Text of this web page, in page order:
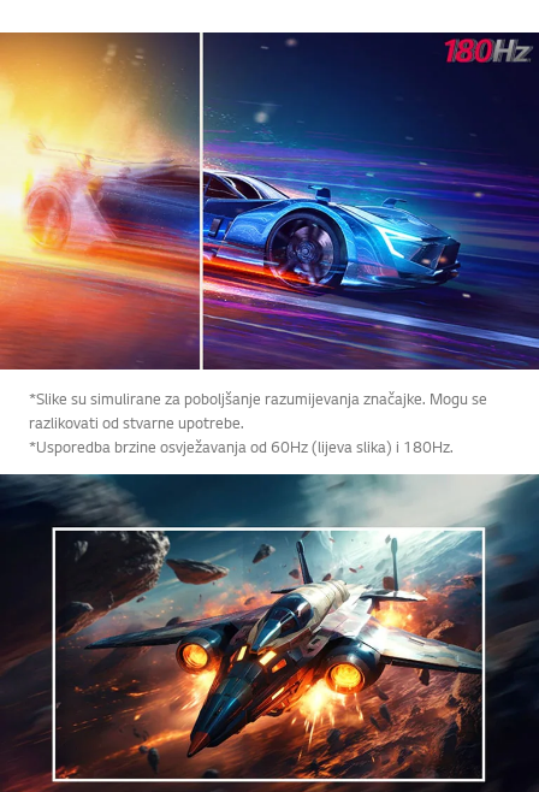
*Slike su simulirane za poboljšanje razumijevanja značajke. Mogu se
razlikovati od stvarne upotrebe.
*Usporedba brzine osvježavanja od 60Hz (lijeva slika) i 180Hz.